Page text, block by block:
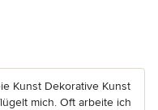
Kunst Dekorative Kunst
mich. Oft arbeite ich